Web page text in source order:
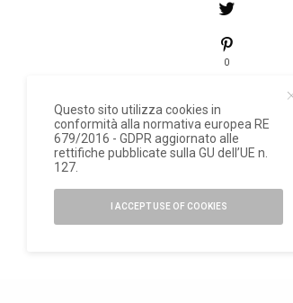
0
Questo sito utilizza cookies in
conformità alla normativa europea RE
679/2016 - GDPR aggiornato alle
rettifiche pubblicate sulla GU dell’UE n.
127.
I ACCEPT USE OF COOKIES